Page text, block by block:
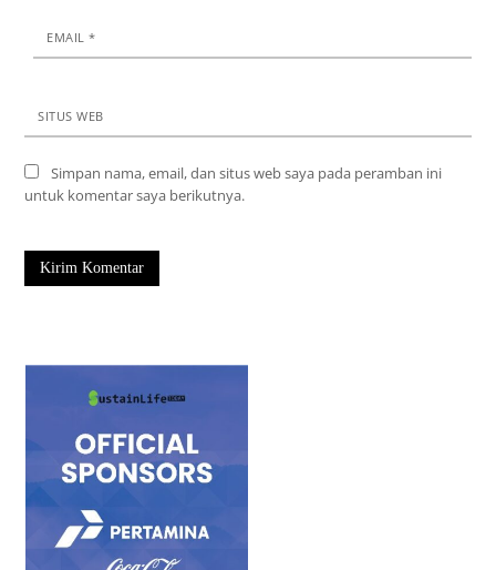
EMAIL*
SITUS WEB
Simpan nama, email, dan situs web saya pada peramban ini
untuk komentar saya berikutnya.